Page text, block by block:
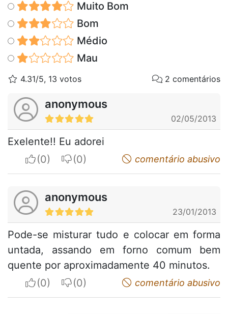
Muito Bom
Bom
Médio
Mau
4.31/5, 13 votos 2 comentários
anonymous
02/05/2013
Exelente!! Eu adorei
I apreciateI do not appreciatecomentário abusivo
anonymous
23/01/2013
Pode-se misturar tudo e colocar em forma
untada, assando em forno comum bem
quente por aproximadamente 40 minutos.
I apreciateI do not appreciatecomentário abusivo